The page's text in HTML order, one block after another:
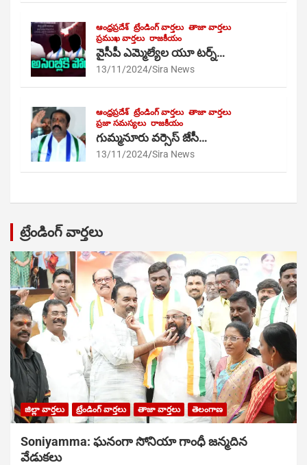
ఆంధ్రప్రదేశ్ ట్రేండింగ్ వార్తలు తాజా వార్తలు
ప్రముఖ వార్తలు రాజకీయం
వైసీపీ ఎమ్మెల్యేల యూ టర్న్…
13/11/2024 Sira News
ఆంధ్రప్రదేశ్ ట్రేండింగ్ వార్తలు తాజా వార్తలు
ప్రజా సమస్యలు రాజకీయం
గుమ్మనూరు వర్సెస్ జేసీ…
13/11/2024 Sira News
ట్రేండింగ్ వార్తలు
జిల్లా వార్తలు ట్రేండింగ్ వార్తలు తాజా వార్తలు తెలంగాణ
Soniyamma: ఘ‌నంగా సోనియా గాంధీ జ‌న్మ‌దిన
వేడుక‌లు